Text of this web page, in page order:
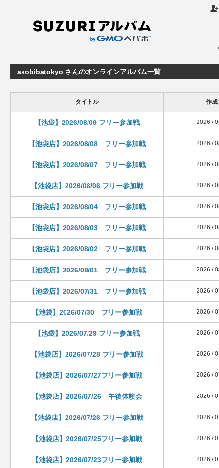

asobibatokyo さんのオンラインアルバム一覧
タイトル 作成
【池袋】2026/08/09 フリー参加戦 2026 /
【池袋店】2026/08/08 フリー参加戦 2026 /
【池袋店】2026/08/07 フリー参加戦 2026 /
【池袋店】2026/08/06 フリー参加戦 2026 /
【池袋店】2026/08/04 フリー参加戦 2026 /
【池袋店】2026/08/03 フリー参加戦 2026 /
【池袋店】2026/08/02 フリー参加戦 2026 /
【池袋店】2026/08/01 フリー参加戦 2026 /
【池袋店】2026/07/31 フリー参加戦 2026 /
【池袋】2026/07/30 フリー参加戦 2026 /
【池袋】2026/07/29 フリー参加戦 2026 /
【池袋店】2026/07/28 フリー参加戦 2026 /
【池袋店】2026/07/27フリー参加戦 2026 /
【池袋店】2026/07/26 午後体験会 2026 /
【池袋店】2026/07/26 フリー参加戦 2026 /
【池袋店】2026/07/25フリー参加戦 2026 /
【池袋店】2026/07/23フリー参加戦 2026 /